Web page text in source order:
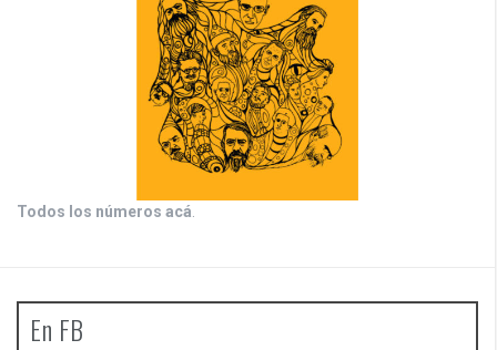
Todos los números acá
En FB